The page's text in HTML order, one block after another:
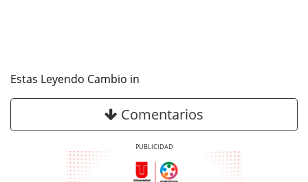
Estas Leyendo Cambio in
Comentarios